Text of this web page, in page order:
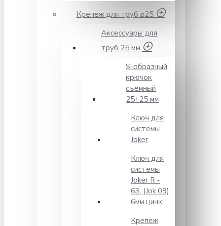
Крепеж для труб ⌀25
Аксессуары для
труб 25 мм
S-образный
крючок
съемный
25+25 мм
Ключ для
системы
Joker
Ключ для
системы
Joker R -
63, (Jok 09)
6мм цинк
Крепеж